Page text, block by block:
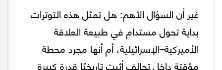
غير أن السؤال الأهم: هل تمثل هذه التوترات
بداية تحول مستدام في طبيعة العلاقة
الأميركية–الإسرائيلية، أم أنها مجرد محطة
مؤقتة داخل تحالف أثبت تاريخيًا قدرة كبيرة